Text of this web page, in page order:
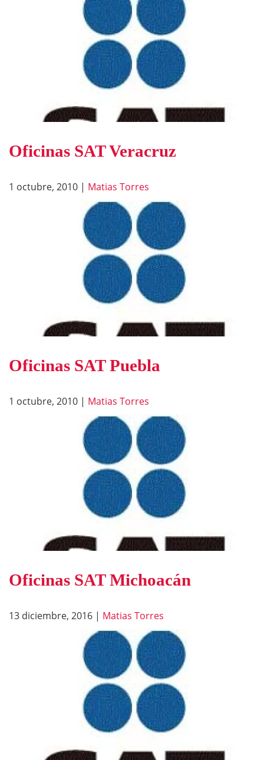
Oficinas SAT Veracruz
1 octubre, 2010 | Matias Torres
Oficinas SAT Puebla
1 octubre, 2010 | Matias Torres
Oficinas SAT Michoacán
13 diciembre, 2016 | Matias Torres